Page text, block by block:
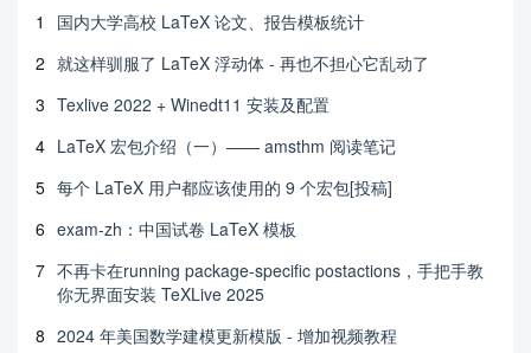
1
国内大学高校 LaTeX 论文、报告模板统计
2 就这样驯服了 LaTeX 浮动体 - 再也不担心它乱动了
3 Texlive 2022 + Winedt11 安装及配置
4 LaTeX 宏包介绍（一）—— amsthm 阅读笔记
5 每个 LaTeX 用户都应该使用的 9 个宏包[投稿]
6 exam-zh：中国试卷 LaTeX 模板
7 不再卡在running package-specific postactions，手把手教
你无界面安装 TeXLive 2025
8 2024 年美国数学建模更新模版 - 增加视频教程